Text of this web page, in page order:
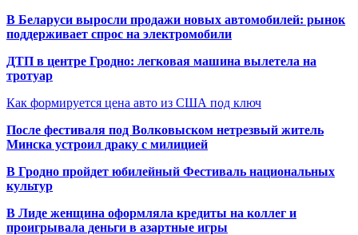
В Беларуси выросли продажи новых автомобилей: рынок
поддерживает спрос на электромобили
ДТП в центре Гродно: легковая машина вылетела на
тротуар
Как формируется цена авто из США под ключ
После фестиваля под Волковыском нетрезвый житель
Минска устроил драку с милицией
В Гродно пройдет юбилейный Фестиваль национальных
культур
В Лиде женщина оформляла кредиты на коллег и
проигрывала деньги в азартные игры